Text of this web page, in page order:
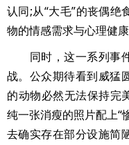
认同;从“大毛”的丧偶绝
物的情感需求与心理健康
同时，这一系列事件
战。公众期待看到威猛
的动物必然无法保持
纯一张消瘦的照片配上“
去确实存在部分设施简